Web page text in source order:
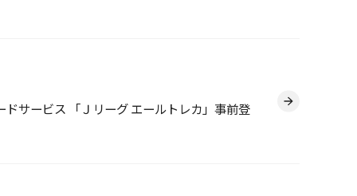
サービス 「Ｊリーグ エールトレカ」事前登